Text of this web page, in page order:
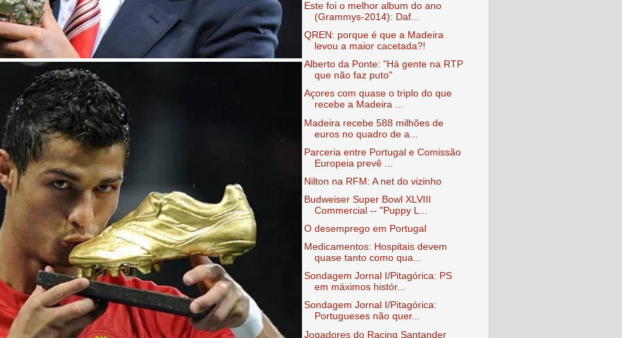
Este foi o melhor album do ano
(Grammys-2014): Daf...
QREN: porque é que a Madeira
levou a maior cacetada?!
Alberto da Ponte: "Há gente na RTP
que não faz puto"
Açores com quase o triplo do que
recebe a Madeira ...
Madeira recebe 588 milhões de
euros no quadro de a...
Parceria entre Portugal e Comissão
Europeia prevê ...
Nilton na RFM: A net do vizinho
Budweiser Super Bowl XLVIII
Commercial -- "Puppy L...
O desemprego em Portugal
Medicamentos: Hospitais devem
quase tanto como qua...
Sondagem Jornal I/Pitagórica: PS
em máximos histór...
Sondagem Jornal I/Pitagórica:
Portugueses não quer...
Jogadores do Racing Santander